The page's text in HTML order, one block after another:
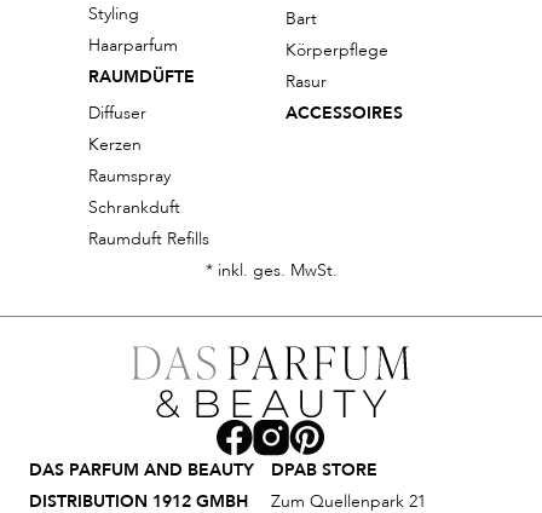
Styling
Haarparfum
RAUMDÜFTE
Diffuser
Kerzen
Raumspray
Schrankduft
Raumduft Refills
Bart
Körperpflege
Rasur
ACCESSOIRES
* inkl. ges. MwSt.
DAS PARFUM AND BEAUTY
DISTRIBUTION 1912 GMBH
DPAB STORE
Zum Quellenpark 21